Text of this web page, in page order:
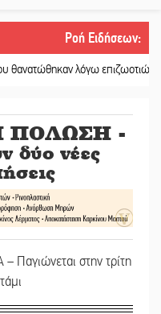
Ροή Ειδήσεων:
λόγω επιζωοτιών || Η
ΠΟΛΩΣΗ -
δύο νέες
Παγιώνεται στην τρίτη